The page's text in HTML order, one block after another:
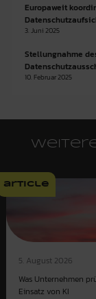
Europaweit
3. Juni 2025
Stellungnahme
10. Februar 2025
article
5. August 2026
Was Unternehmen
Einsatz von KI